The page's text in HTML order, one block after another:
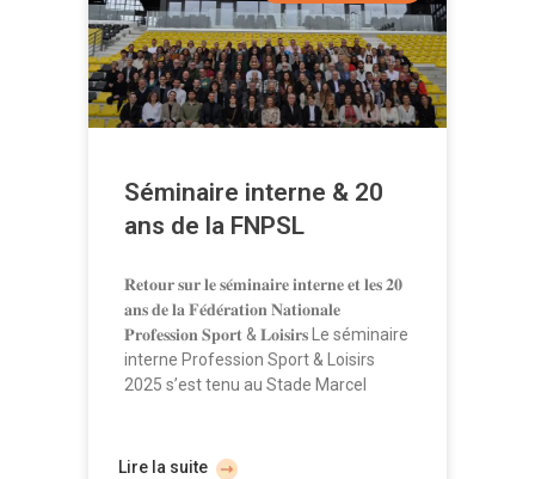
Séminaire interne & 20
ans de la FNPSL
𝐑𝐞𝐭𝐨𝐮𝐫 𝐬𝐮𝐫 𝐥𝐞 𝐬𝐞́𝐦𝐢𝐧𝐚𝐢𝐫𝐞 𝐢𝐧𝐭𝐞𝐫𝐧𝐞 𝐞𝐭 𝐥𝐞𝐬 𝟐𝟎
𝐚𝐧𝐬 𝐝𝐞 𝐥𝐚 𝐅𝐞́𝐝𝐞́𝐫𝐚𝐭𝐢𝐨𝐧 𝐍𝐚𝐭𝐢𝐨𝐧𝐚𝐥𝐞
𝐏𝐫𝐨𝐟𝐞𝐬𝐬𝐢𝐨𝐧 𝐒𝐩𝐨𝐫𝐭 & 𝐋𝐨𝐢𝐬𝐢𝐫𝐬 Le séminaire
interne Profession Sport & Loisirs
2025 s’est tenu au Stade Marcel
Lire la suite